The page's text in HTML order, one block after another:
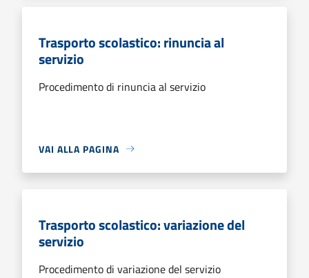
Trasporto scolastico: rinuncia al
servizio
Procedimento di rinuncia al servizio
VAI ALLA PAGINA
Trasporto scolastico: variazione del
servizio
Procedimento di variazione del servizio